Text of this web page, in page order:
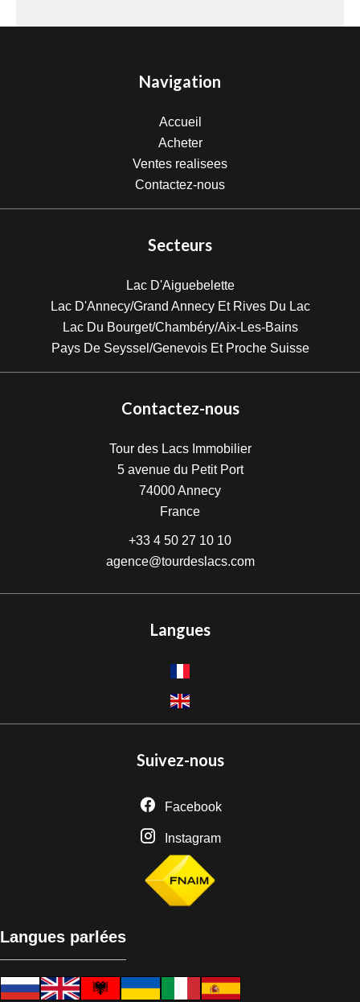
Navigation
Accueil
Acheter
Ventes realisees
Contactez-nous
Secteurs
Lac D'Aiguebelette
Lac D'Annecy/Grand Annecy Et Rives Du Lac
Lac Du Bourget/Chambéry/Aix-Les-Bains
Pays De Seyssel/Genevois Et Proche Suisse
Contactez-nous
Tour des Lacs Immobilier
5 avenue du Petit Port
74000Annecy
France
+33 4 50 27 10 10
agence@tourdeslacs.com
Langues
Suivez-nous
Facebook
Instagram
Langues parlées